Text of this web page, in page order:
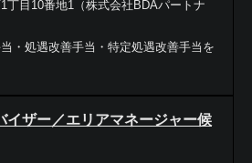
丁目10番地1（株式会社BDAパートナ
・処遇改善手当・特定処遇改善手当を
イザー／エリアマネージャー候